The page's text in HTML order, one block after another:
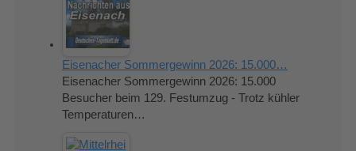
Eisenacher Sommergewinn 2026: 15.000…
Eisenacher Sommergewinn 2026: 15.000
Besucher beim 129. Festumzug - Trotz kühler
Temperaturen…